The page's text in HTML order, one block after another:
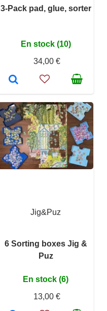
3-Pack pad, glue, sorter
En stock (10)
34,00 €
Jig&Puz
6 Sorting boxes Jig &
Puz
En stock (6)
13,00 €